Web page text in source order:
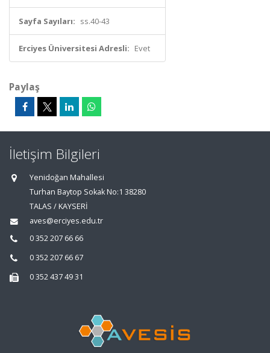
Sayfa Sayıları: ss.40-43
Erciyes Üniversitesi Adresli: Evet
Paylaş
İletişim Bilgileri
Yenidoğan Mahallesi
Turhan Baytop Sokak No:1 38280
TALAS / KAYSERİ
aves@erciyes.edu.tr
0 352 207 66 66
0 352 207 66 67
0 352 437 49 31